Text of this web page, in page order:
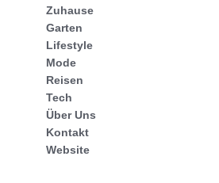
Zuhause
Garten
Lifestyle
Mode
Reisen
Tech
Über Uns
Kontakt
Website